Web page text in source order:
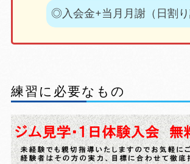
◎入会金+当月月謝（日割り
練習に必要なもの